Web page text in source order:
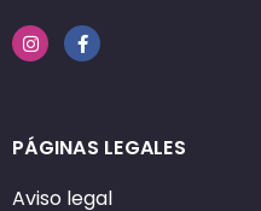
PÁGINAS LEGALES
Aviso legal